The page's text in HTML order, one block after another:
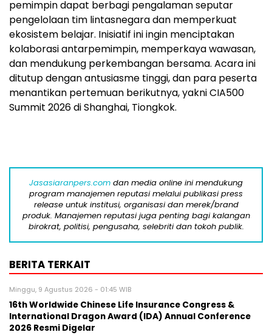
pemimpin dapat berbagi pengalaman seputar
pengelolaan tim lintasnegara dan memperkuat
ekosistem belajar. Inisiatif ini ingin menciptakan
kolaborasi antarpemimpin, memperkaya wawasan,
dan mendukung perkembangan bersama. Acara ini
ditutup dengan antusiasme tinggi, dan para peserta
menantikan pertemuan berikutnya, yakni CIA500
Summit 2026 diShanghai, Tiongkok.
Jasasiaranpers.com dan media online ini mendukung
program manajemen reputasi melalui publikasi press
release untuk institusi, organisasi dan merek/brand
produk. Manajemen reputasi juga penting bagi kalangan
birokrat, politisi, pengusaha, selebriti dan tokoh publik.
BERITA TERKAIT
Minggu, 9 Agustus 2026 - 01:45 WIB
16th Worldwide Chinese Life Insurance Congress &
International Dragon Award (IDA) Annual Conference
2026 Resmi Digelar